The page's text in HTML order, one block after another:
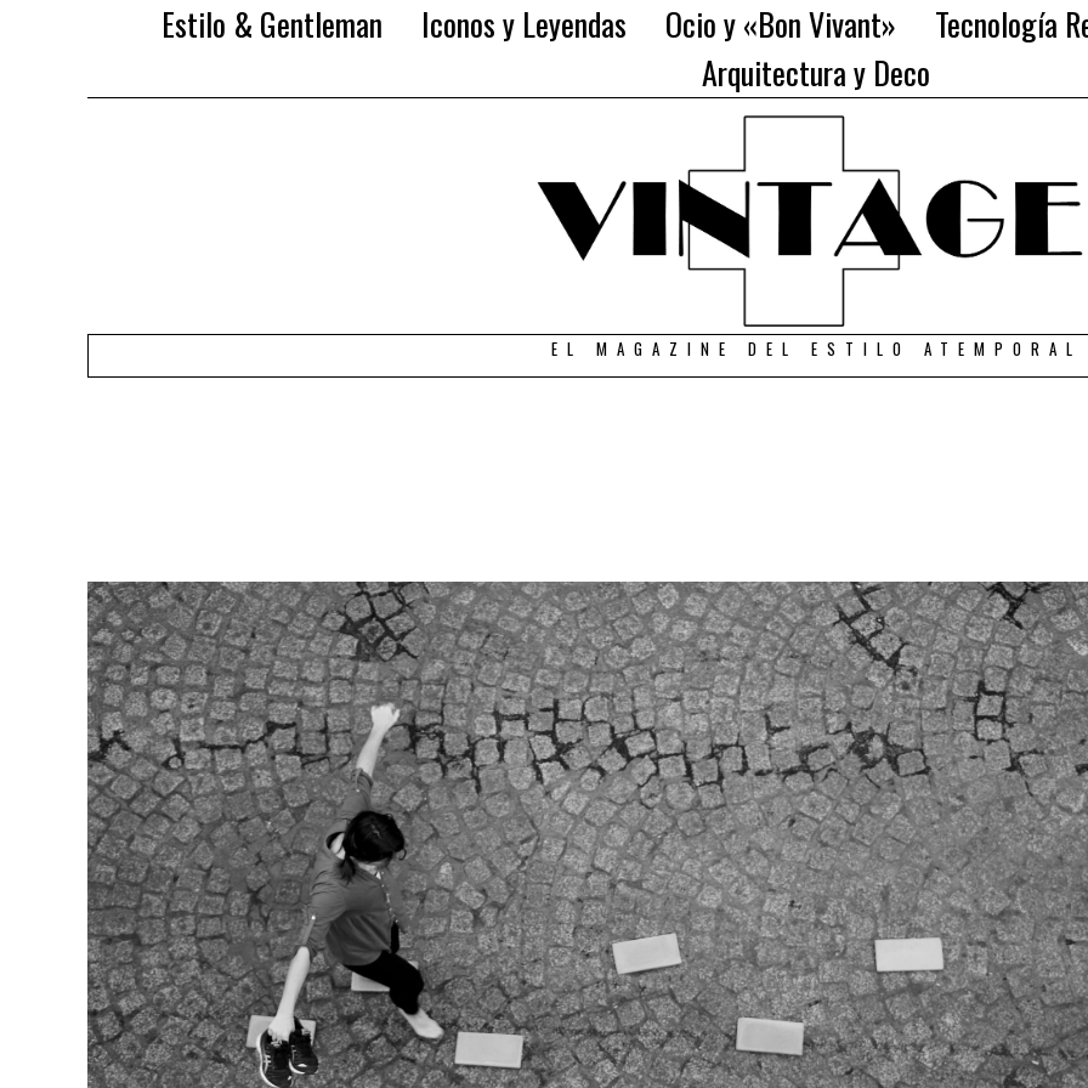
Estilo & Gentleman Iconos y Leyendas Ocio y «Bon Vivant»
Tecnología
Arquitectura y Deco
EL MAGAZINE DEL ESTILO ATEMPORAL